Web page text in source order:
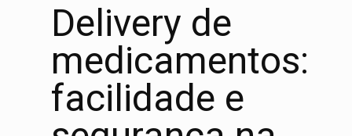
Delivery de
medicamentos:
facilidade e